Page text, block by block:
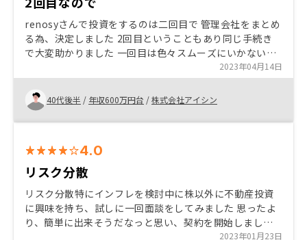
renosyさんで投資をするのは二回目で 管理会社をまとめ
る為、決定しました 2回目ということもあり同じ手続き
で大変助かりました 一回目は色々スムーズにいかない部
分もありましたが二回なので色々な手続きがスムーズに
行きとても楽に済みました 特に無し
2023年04月14日
40代後半 / 年収600万円台 /株式会社アイシン
4.0
リスク分散
リスク分散特にインフレを検討中に株以外に不動産投資
に興味を持ち、試しに一回面談をしてみました 思ったよ
り、簡単に出来そうだなっと思い、契約を開始しました
自分が思ってた様なリスク分散にはならなかったです
2023年01月23日